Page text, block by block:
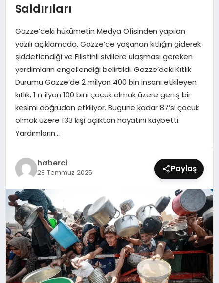
EKONOMI
MAGAZIN
SAĞLIK
SIYASET
SPOR
TEKNOLOJI
YAŞAM
Saldırıları
Gazze’deki hükümetin Medya Ofisinden yapılan
yazılı açıklamada, Gazze’de yaşanan kıtlığın giderek
şiddetlendiği ve Filistinli sivillere ulaşması gereken
yardımların engellendiği belirtildi. Gazze’deki Kıtlık
Durumu Gazze’de 2 milyon 400 bin insanı etkileyen
kıtlık, 1 milyon 100 bini çocuk olmak üzere geniş bir
kesimi doğrudan etkiliyor. Bugüne kadar 87’si çocuk
olmak üzere 133 kişi açlıktan hayatını kaybetti.
Yardımların…
haberci
28 Temmuz 2025 Paylaş